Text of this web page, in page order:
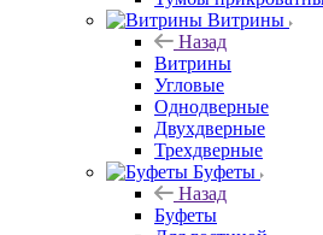
Витрины
Назад
Витрины
Угловые
Однодверные
Двухдверные
Трехдверные
Буфеты
Назад
Буфеты